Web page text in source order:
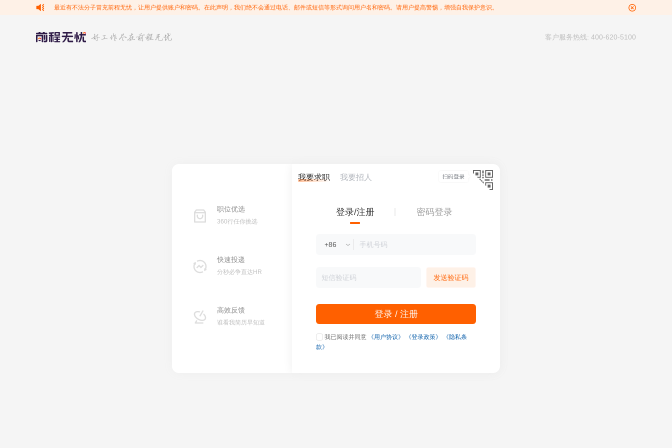
最近有不法分子冒充前程无忧，让用户提供账户和密码。在此声明，我们绝不会通过电话、邮件或短信等形式询问用户名和密码。请用户提高警惕，增强自我保护意识。
客户服务热线: 400-620-5100
职位优选
360行任你挑选
快速投递
分秒必争直达HR
高效反馈
谁看我简历早知道
我要求职 我要招人
登录/注册 密码登录
发送验证码
登录 / 注册
我已阅读并同意 《用户协议》 《登录政策》
《隐私条
款》